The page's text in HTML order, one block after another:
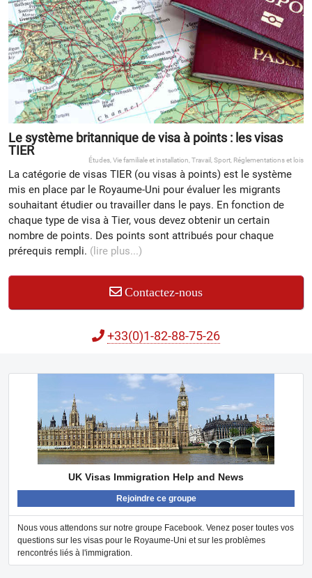
Le système britannique de visa à points : les visas
TIER
Études,Vie familiale et installation,Travail,Sport, Réglementations et lois
La catégorie de visas TIER (ou visas à points) est le système
mis en place par le Royaume-Uni pour évaluer les migrants
souhaitant étudier ou travailler dans le pays. En fonction de
chaque type de visa à Tier, vous devez obtenir un certain
nombre de points. Des points sont attribués pour chaque
prérequis rempli. (lire plus...)
Contactez-nous
+33(0)1-82-88-75-26
UK Visas Immigration Help and News
Rejoindre ce groupe
Nous vous attendons sur notre groupe Facebook. Venez poser toutes vos
questions sur les visas pour le Royaume-Uni et sur les problèmes
rencontrés liés à l'immigration.